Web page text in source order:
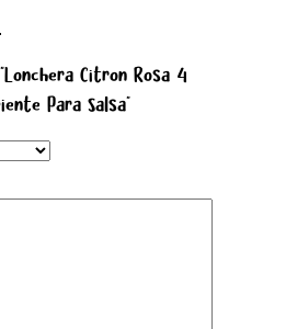
Citron Rosa 4
Para Salsa”